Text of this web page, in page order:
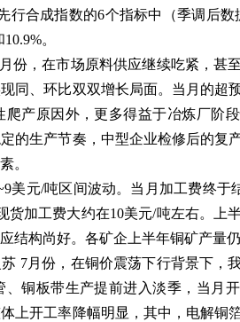
行合成指数的6个指标中（季调后数
。
份，在市场原料供应继续吃紧，甚
同、环比双双增长局面。当月的超
产原因外，更多得益于冶炼厂阶
的生产节奏，中型企业检修后的复
。
美元/吨区间波动。当月加工费终于
货加工费大约在10美元/吨左右。上
结构尚好。各矿企上半年铜矿产量仍
7月份，在铜价震荡下行背景下，
铜板带生产提前进入淡季，当月
上开工率降幅明显，其中，电解铜